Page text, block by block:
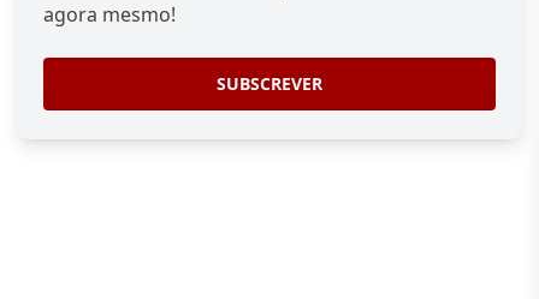
agora mesmo!
SUBSCREVER